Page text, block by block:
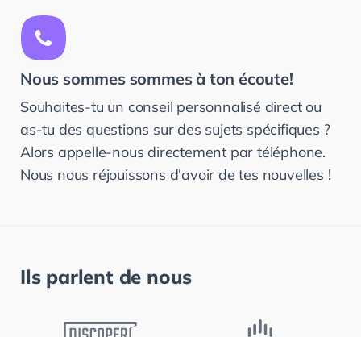
Nous sommes sommes à ton écoute!
Souhaites-tu un conseil personnalisé directou
as-tu desquestions surdes sujets spécifiques ?
Alors appelle-nousdirectement partéléphone.
Nous nous réjouissons d'avoirdetes nouvelles !
Ils parlent de nous